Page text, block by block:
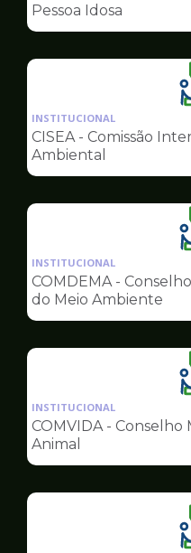
Pessoa Idosa
INSTITUCIONAL
CISEA - Comissão
Ambiental
INSTITUCIONAL
COMDEMA -
do Meio Ambiente
INSTITUCIONAL
COMVIDA - Conselho
Animal